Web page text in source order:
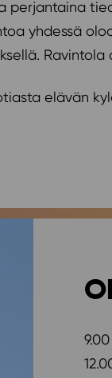
perjantaina
yhdessä
Ravintola
elävän